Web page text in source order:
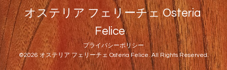
オステリア フェリーチェ Osteria
Felice
プライバシーポリシー
©2026オステリア フェリーチェ Osteria Felice. All Rights Reserved.